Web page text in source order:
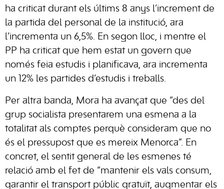
ha criticat durant els últims 8 anys l’increment de
la partida del personal de la institució, ara
l’incrementa un 6,5%. En segon lloc, i mentre el
PP ha criticat que hem estat un govern que
només feia estudis i planificava, ara incrementa
un 12% les partides d’estudis i treballs.
Per altra banda, Mora ha avançat que “des del
grup socialista presentarem una esmena a la
totalitat als comptes perquè consideram que no
és el pressupost que es mereix Menorca”. En
concret, el sentit general de les esmenes té
relació amb el fet de “mantenir els vals consum,
garantir el transport públic gratuït, augmentar els